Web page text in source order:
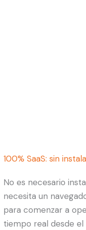
100% SaaS: sin
No es necesario
necesita un
para comenzar a
tiempo real desde